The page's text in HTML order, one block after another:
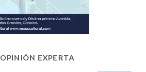
OPINIÓN EXPERTA